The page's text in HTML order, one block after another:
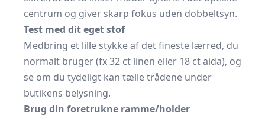
centrum og giver skarp fokus uden dobbeltsyn.
Test med dit eget stof
Medbring et lille stykke af det fineste lærred, du
normalt bruger (fx 32 ct linen eller 18 ct aida), og
se om du tydeligt kan tælle trådene under
butikens belysning.
Brug din foretrukne ramme/holder